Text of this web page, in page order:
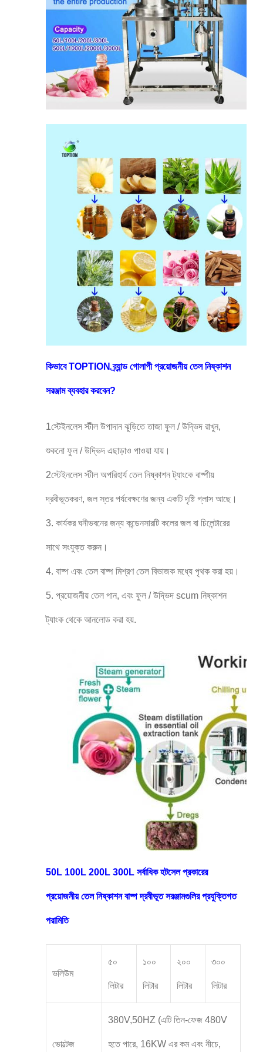
কিভাবে TOPTION ব্র্যান্ড গোলাপী প্রয়োজনীয় তেল নিষ্কাশন
সরঞ্জাম ব্যবহার করবেন?
1স্টেইনলেস স্টীল উপাদান ঝুড়িতে তাজা ফুল / উদ্ভিদ রাখুন,
শুকনো ফুল / উদ্ভিদ এছাড়াও পাওয়া যায়।
2স্টেইনলেস স্টীল অপরিহার্য তেল নিষ্কাশন ট্যাংকে বাষ্পীয়
দ্রবীভূতকরণ, জল স্তর পর্যবেক্ষণের জন্য একটি দৃষ্টি গ্লাস আছে।
3. কার্যকর ঘনীভবনের জন্য কন্ডেনসারটি কলের জল বা চিলেন্টারের
সাথে সংযুক্ত করুন।
4. বাষ্প এবং তেল বাষ্প মিশ্রণ তেল বিভাজক মধ্যে পৃথক করা হয়।
5. প্রয়োজনীয় তেল পান, এবং ফুল / উদ্ভিদ scum নিষ্কাশন
ট্যাংক থেকে আনলোড করা হয়.
50L 100L 200L 300L সর্বাধিক হটসেল প্রকারের
প্রয়োজনীয় তেল নিষ্কাশন বাষ্প দ্রবীভূত সরঞ্জামগুলির প্রযুক্তিগত
পরামিতি
ভলিউম
৫০
লিটার
১০০
লিটার
২০০
লিটার
৩০০
লিটার
ভোল্টেজ
380V,50HZ (এটি তিন-ফেজ 480V
হতে পারে, 16KW এর কম এবং নীচে,